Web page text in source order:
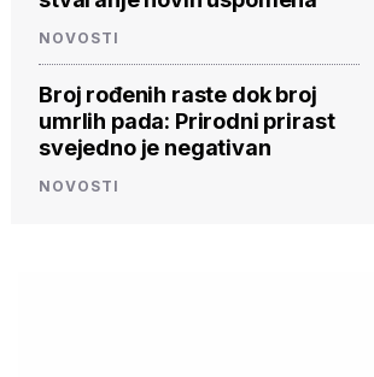
NOVOSTI
Broj rođenih raste dok broj
umrlih pada: Prirodni prirast
svejedno je negativan
NOVOSTI